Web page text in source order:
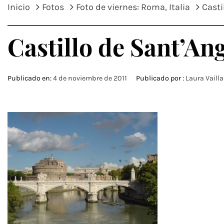
Inicio Fotos Foto de viernes: Roma, Italia
Castillo de
Publicado en:4 de noviembre de 2011 Publicado por : Laura